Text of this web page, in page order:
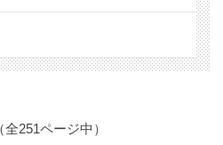
251ページ中）